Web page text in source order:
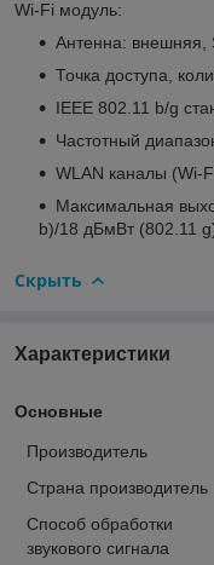
Wi-Fi модуль:
Антенна:
Точка доступа,
IEEE 802.11 b/g
Частотный
WLAN каналы (Wi-
Максимальная
b)/18 дБмВт (802.11
Скрыть
Характеристики
Основные
Производитель
Страна производитель
Способ обработки
звукового сигнала